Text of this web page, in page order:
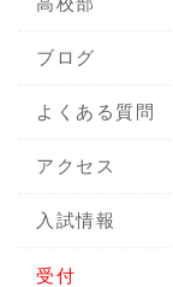
ブログ
よくある質問
アクセス
入試情報
受付